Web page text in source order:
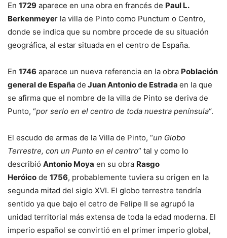
En 1729 aparece en una obra en francés de Paul L.
Berkenmeyer la villa de Pinto como Punctum o Centro,
donde se indica que su nombre procede de su situación
geográfica, al estar situada en el centro de España.
En 1746 aparece un nueva referencia en la obra Población
general de España de Juan Antonio de Estrada en la que
se afirma que el nombre de la villa de Pinto se deriva de
Punto, “por serlo en el centro de toda nuestra península“.
El escudo de armas de la Villa de Pinto, “un Globo
Terrestre, con un Punto en el centro” tal y como lo
describió Antonio Moya en su obra Rasgo
Heróico de 1756, probablemente tuviera su origen en la
segunda mitad del siglo XVI. El globo terrestre tendría
sentido ya que bajo el cetro de Felipe II se agrupó la
unidad territorial más extensa de toda la edad moderna. El
imperio español se convirtió en el primer imperio global,